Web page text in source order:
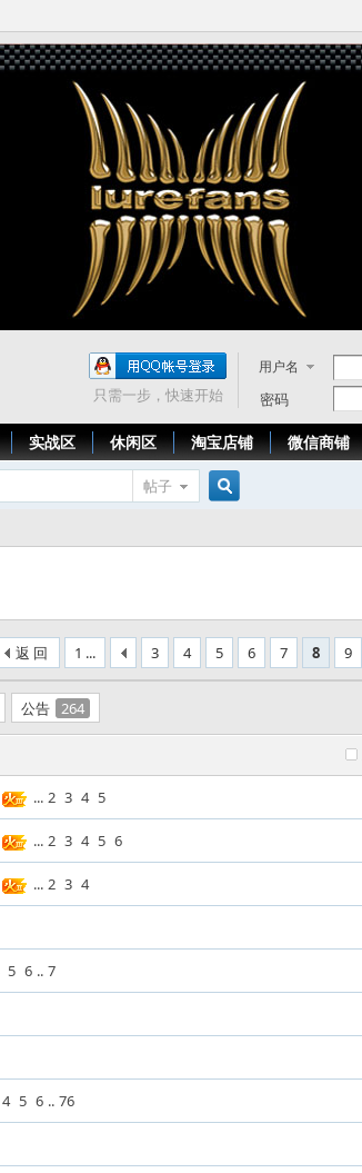
用户名
密码
只需一步，快速开始
实战区 休闲区 淘宝店铺 微信商铺
帖子
1 ... 3 4 5 6 7 8 9
返 回
公告 264
... 2 3 4 5
... 2 3 4 5 6
... 2 3 4
5 6 .. 7
4 5 6 .. 76